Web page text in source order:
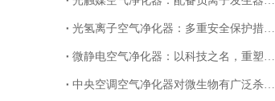
光氢离子空气净化器：多重安全保护措施，守护每一次呼吸
微静电空气净化器：以科技之名，重塑清新空气新境界
中央空调空气净化器对微生物有广泛杀灭作用